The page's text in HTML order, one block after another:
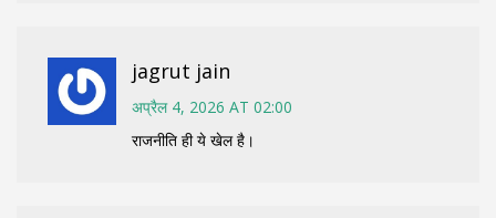
jagrut jain
अप्रैल 4, 2026 AT 02:00
राजनीति ही ये खेल है।